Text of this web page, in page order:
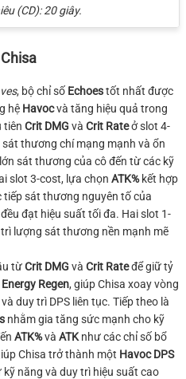
(CD): 20 giây.
, bộ chỉ số Echoestốt nhất được
hệ Havocvà tăng hiệu quả trong
tiên Crit DMG và Crit Rateở slot 4-
thương chí mạng mạnh và ổn
sát thương của cô đến từ các kỹ
slot 3-cost, lựa chọn ATK%kết hợp
sát thương nguyên tố của
đạt hiệu suất tối đa. Hai slot 1-
lượng sát thương nền mạnh mẽ
từCrit DMG và Crit Rateđể giữ tỷ
Energy Regen, giúp Chisa xoay vòng
duy trì DPS liên tục. Tiếp theo là
nhằm gia tăng sức mạnh cho kỹ
ATK%và ATK như các chỉ số bổ
Chisa trở thành một Havoc DPS
năng và duy trì hiệu suất cao